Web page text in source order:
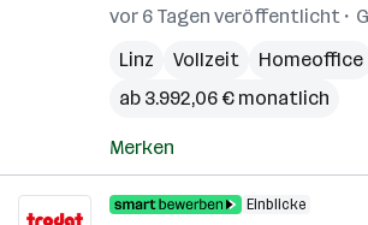
vor 6 Tagen veröffentlicht
Linz
Vollzeit
Homeoffice
ab 3.992,06 € monatlich
Merken
Einblicke